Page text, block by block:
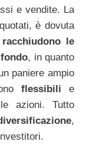
e vendite. La
è dovuta
racchiudono le
, in quanto
paniere ampio
flessibili e
azioni. Tutto
,